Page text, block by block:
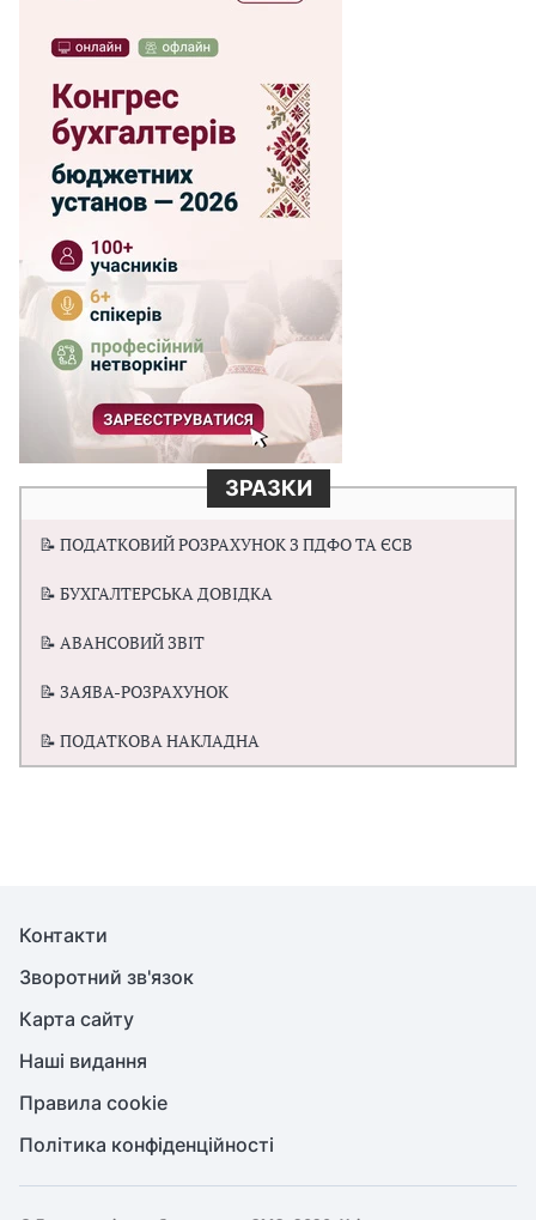
ЗРАЗКИ
📝 ПОДАТКОВИЙ РОЗРАХУНОК З ПДФО ТА ЄСВ
📝 БУХГАЛТЕРСЬКА ДОВІДКА
📝 АВАНСОВИЙ ЗВІТ
📝 ЗАЯВА-РОЗРАХУНОК
📝 ПОДАТКОВА НАКЛАДНА
Контакти
Зворотний зв'язок
Карта сайту
Наші видання
Правила cookie
Політика конфіденційності